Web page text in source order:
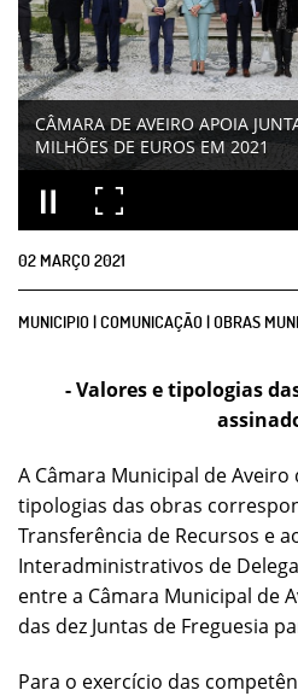
CÂMARA DE AVEIRO APOIA
MILHÕES DE EUROS EM 2021
02 MARÇO2021
MUNICIPIO | COMUNICAÇÃO | OBRAS
- Valores e tipologias
A Câmara Municipal de
tipologias das obras
Transferência de Recursos e
Interadministrativos de
entre a Câmara Municipal de
das dez Juntas de Freguesia
Para o exercício das